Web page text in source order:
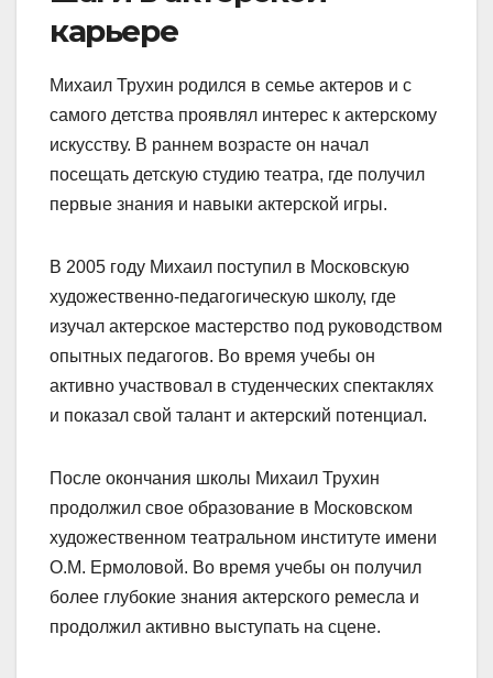
карьере
Михаил Трухин родился в семье актеров и с
самого детства проявлял интерес к актерскому
искусству. В раннем возрасте он начал
посещать детскую студию театра, где получил
первые знания и навыки актерской игры.
В 2005 году Михаил поступил в Московскую
художественно-педагогическую школу, где
изучал актерское мастерство под руководством
опытных педагогов. Во время учебы он
активно участвовал в студенческих спектаклях
и показал свой талант и актерский потенциал.
После окончания школы Михаил Трухин
продолжил свое образование в Московском
художественном театральном институте имени
О.М. Ермоловой. Во время учебы он получил
более глубокие знания актерского ремесла и
продолжил активно выступать на сцене.